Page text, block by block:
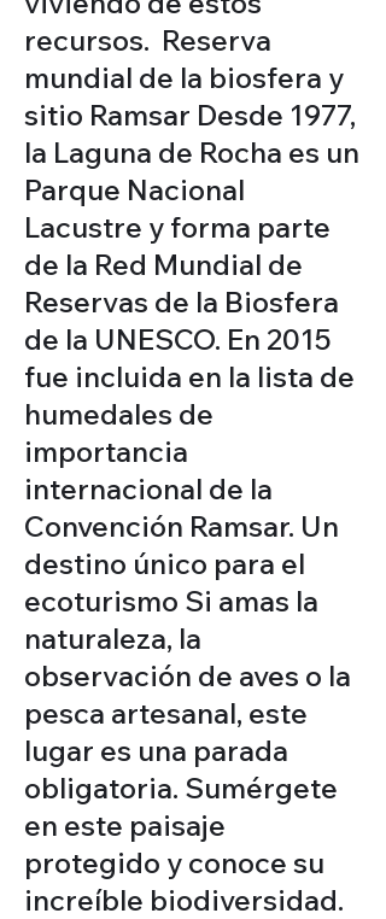
recursos. Reserva
mundial de la biosfera y
sitio Ramsar Desde 1977,
la Laguna de Rocha es un
Parque Nacional
Lacustre y forma parte
de la Red Mundial de
Reservas de la Biosfera
de la UNESCO. En 2015
fue incluida en la lista de
humedales de
importancia
internacional de la
Convención Ramsar. Un
destino único para el
ecoturismo Si amas la
naturaleza, la
observación de aves o la
pesca artesanal, este
lugar es una parada
obligatoria. Sumérgete
en este paisaje
protegido y conoce su
increíble biodiversidad.